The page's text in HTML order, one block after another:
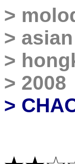
>
>
>
> 2008
>